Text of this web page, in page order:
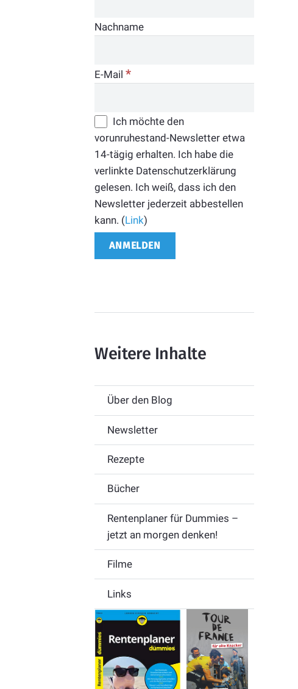
Nachname
E-Mail*
Ich möchte den
vorunruhestand-Newsletter etwa
14-tägig erhalten. Ich habe die
verlinkte Datenschutzerklärung
gelesen. Ich weiß, dass ich den
Newsletter jederzeit abbestellen
kann. (Link)
Weitere Inhalte
Über den Blog
Newsletter
Rezepte
Bücher
Rentenplaner für Dummies –
jetzt an morgen denken!
Filme
Links